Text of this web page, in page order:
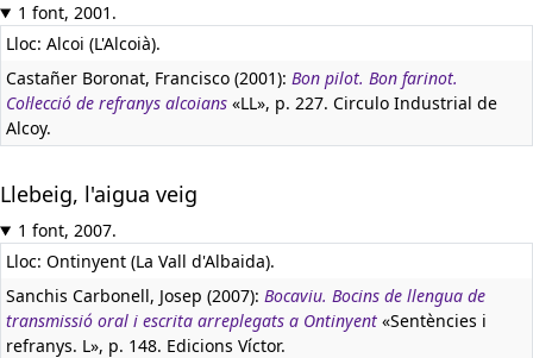
1 font, 2001.
Lloc: Alcoi (L'Alcoià).
Castañer Boronat, Francisco (2001): Bon pilot. Bon farinot.
Col·lecció de refranys alcoians «LL», p. 227. Circulo Industrial de
Alcoy.
Llebeig, l'aigua veig
1 font, 2007.
Lloc: Ontinyent (La Vall d'Albaida).
Sanchis Carbonell, Josep (2007): Bocaviu. Bocins de llengua de
transmissió oral i escrita arreplegats a Ontinyent «Sentències i
refranys. L», p. 148. Edicions Víctor.